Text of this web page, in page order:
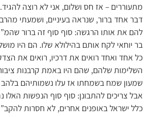
מתעוררים – אז חס ושלום, אני לא רוצה להגיד.
דבר אחד ברור, שנראה בעיניים, ושמעתי
להם את אותו הרגשה: סוף סוף זה ברור
בר יוחאי לקח אותם בהילולא שלו. הם היו
כל אחד ואחד רואים את דרכיו, רואים את
השלימות שלהם, שהם היו באמת קרבנות
שמעון שמח בשמחתו אז עלו נשמותיהם
אבל צריכים להתבונן: סוף סוף הנפשות האלו
כלל ישראל באופנים אחרים, לא חסרות